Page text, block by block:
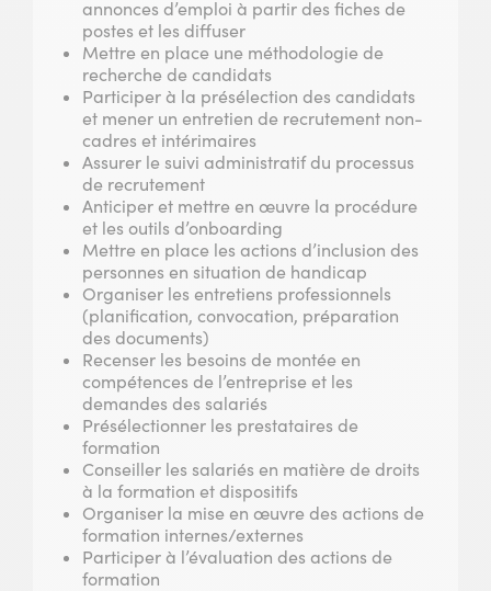
annonces d’emploi à partir des fiches de
postes et les diffuser
Mettre en place une méthodologie de
recherche de candidats
Participer à la présélection des candidats
et mener un entretien de recrutement non-
cadres et intérimaires
Assurer le suivi administratif du processus
de recrutement
Anticiper et mettre en œuvre la procédure
et les outils d’onboarding
Mettre en place les actions d’inclusion des
personnes en situation de handicap
Organiser les entretiens professionnels
(planification, convocation, préparation
des documents)
Recenser les besoins de montée en
compétences de l’entreprise et les
demandes des salariés
Présélectionner les prestataires de
formation
Conseiller les salariés en matière de droits
à la formation et dispositifs
Organiser la mise en œuvre des actions de
formation internes/externes
Participer à l’évaluation des actions de
formation